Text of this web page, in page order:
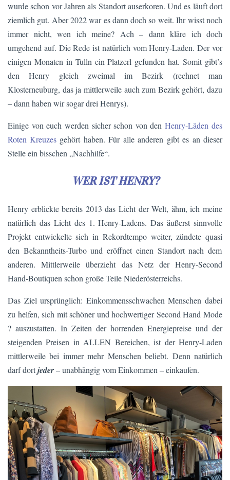
wurde schon vor Jahren als Standort auserkoren. Und es läuft dort
ziemlich gut. Aber 2022 war es dann doch so weit. Ihr wisst noch
immer nicht, wen ich meine? Ach – dann kläre ich doch
umgehend auf. Die Rede ist natürlich vom Henry-Laden. Der vor
einigen Monaten in Tulln ein Platzerl gefunden hat. Somit gibt’s
den Henry gleich zweimal im Bezirk (rechnet man
Klosterneuburg, das ja mittlerweile auch zum Bezirk gehört, dazu
– dann haben wir sogar drei Henrys).
Einige von euch werden sicher schon von den Henry-Läden des
Roten Kreuzes gehört haben. Für alle anderen gibt es an dieser
Stelle ein bisschen „Nachhilfe“.
WER IST HENRY?
Henry erblickte bereits 2013 das Licht der Welt, ähm, ich meine
natürlich das Licht des 1. Henry-Ladens. Das äußerst sinnvolle
Projekt entwickelte sich in Rekordtempo weiter, zündete quasi
den Bekanntheits-Turbo und eröffnet einen Standort nach dem
anderen. Mittlerweile überzieht das Netz der Henry-Second
Hand-Boutiquen schon große Teile Niederösterreichs.
Das Ziel ursprünglich: Einkommensschwachen Menschen dabei
zu helfen, sich mit schöner und hochwertiger Second Hand Mode
? auszustatten. In Zeiten der horrenden Energiepreise und der
steigenden Preisen in ALLEN Bereichen, ist der Henry-Laden
mittlerweile bei immer mehr Menschen beliebt. Denn natürlich
darf dortjeder– unabhängig vom Einkommen – einkaufen.